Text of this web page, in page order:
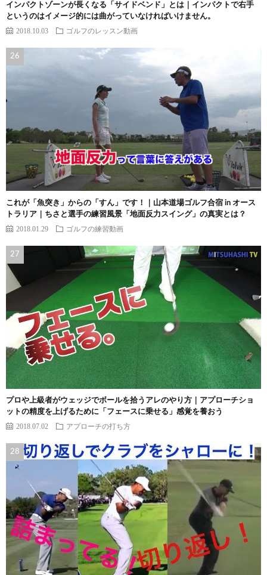
インパクトゾーンが長くなる「サイドベンド」とは｜インパクトで右手
というのはイメージ的には曲がっていなければいけません。
2018.10.03 ゴルフのレッスン動画
これが「魚突き」からの「すん」です！｜山本道場ゴルフ合宿 in オース
トラリア｜ちさと選手の練習風景「地面反力スイング」の真実とは？
2018.01.29 ゴルフの練習動画
プロや上級者がウェッジでボールを拾うアレのやり方｜アプローチショ
ットの精度を上げるために「フェースに乗せる」感覚を養おう
2018.07.02 アプローチの打ち方